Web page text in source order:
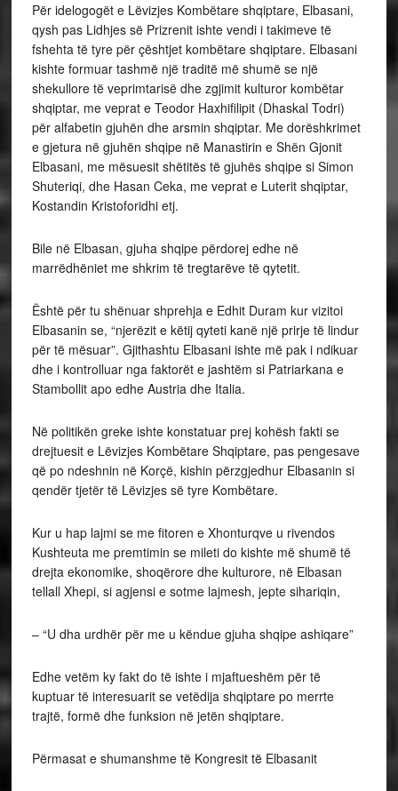
Për idelogogët e Lëvizjes Kombëtare shqiptare, Elbasani,
qysh pas Lidhjes së Prizrenit ishte vendi i takimeve të
fshehta të tyre për çështjet kombëtare shqiptare. Elbasani
kishte formuar tashmë një traditë më shumë se një
shekullore të veprimtarisë dhe zgjimit kulturor kombëtar
shqiptar, me veprat e Teodor Haxhifilipit (Dhaskal Todri)
për alfabetin gjuhën dhe arsmin shqiptar. Me dorëshkrimet
e gjetura në gjuhën shqipe në Manastirin e Shën Gjonit
Elbasani, me mësuesit shëtitës të gjuhës shqipe si Simon
Shuteriqi, dhe Hasan Ceka, me veprat e Luterit shqiptar,
Kostandin Kristoforidhi etj.
Bile në Elbasan, gjuha shqipe përdorej edhe në
marrëdhëniet me shkrim të tregtarëve të qytetit.
Është për tu shënuar shprehja e Edhit Duram kur vizitoi
Elbasanin se, “njerëzit e këtij qyteti kanë një prirje të lindur
për të mësuar”. Gjithashtu Elbasani ishte më pak i ndikuar
dhe i kontrolluar nga faktorët e jashtëm si Patriarkana e
Stambollit apo edhe Austria dhe Italia.
Në politikën greke ishte konstatuar prej kohësh fakti se
drejtuesit e Lëvizjes Kombëtare Shqiptare, pas pengesave
që po ndeshnin në Korçë, kishin përzgjedhur Elbasanin si
qendër tjetër të Lëvizjes së tyre Kombëtare.
Kur u hap lajmi se me fitoren e Xhonturqve u rivendos
Kushteuta me premtimin se mileti do kishte më shumë të
drejta ekonomike, shoqërore dhe kulturore, në Elbasan
tellall Xhepi, si agjensi e sotme lajmesh, jepte sihariqin,
– “U dha urdhër për me u këndue gjuha shqipe ashiqare”
Edhe vetëm ky fakt do të ishte i mjaftueshëm për të
kuptuar të interesuarit se vetëdija shqiptare po merrte
trajtë, formë dhe funksion në jetën shqiptare.
Përmasat e shumanshme të Kongresit të Elbasanit